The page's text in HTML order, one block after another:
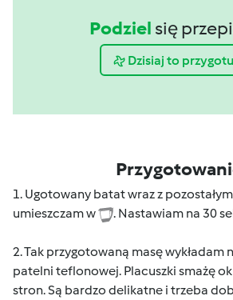
Podziel się
Dzisiaj to
1. Ugotowany batat wraz z
umieszczam w
. Nastawiam na 30
2. Tak przygotowaną masę wykładam
patelni teflonowej. Placuszki smażę
stron. Są bardzo delikatne i trzeba